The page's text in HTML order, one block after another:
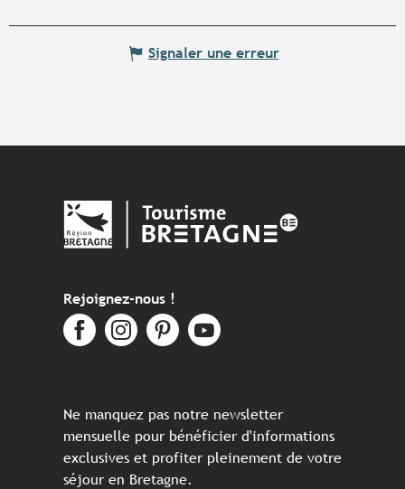
Signaler une erreur
Rejoignez-nous !
Ne manquez pas notre newsletter
mensuelle pour bénéficier d'informations
exclusives et profiter pleinement de votre
séjour en Bretagne.